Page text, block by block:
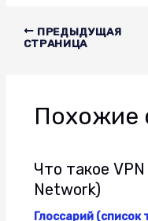
НавигацияПРЕДЫДУЩАЯ
СТРАНИЦА
Похожие
Что такое
Network)
Глоссарий (список